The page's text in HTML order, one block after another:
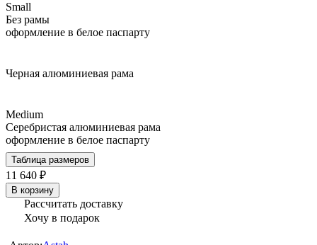
Small
Без рамы
оформление в белое паспарту
Черная алюминиевая рама
Medium
Серебристая алюминиевая рама
оформление в белое паспарту
Таблица размеров
11 640 ₽
В корзину
Рассчитать доставку
Хочу в подарок